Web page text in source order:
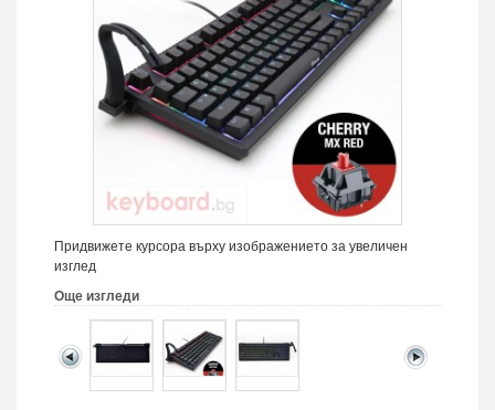
Придвижете курсора върху изображението за увеличен
изглед
Още изгледи